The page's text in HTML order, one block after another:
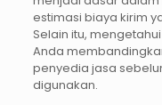
estimasi biaya kirim
Selain itu,
Anda
penyedia jasa
digunakan.